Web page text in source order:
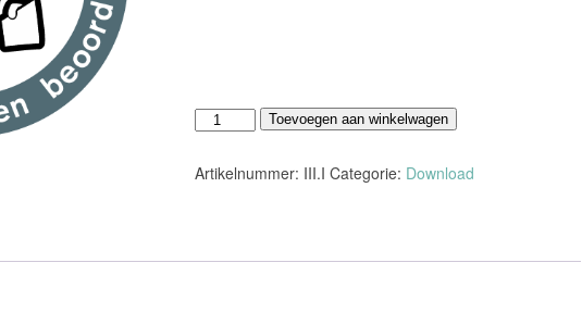
III.I
Inspecteur
Kennis
Toevoegen aan winkelwagen
Artikelnummer: III.I Categorie: Download